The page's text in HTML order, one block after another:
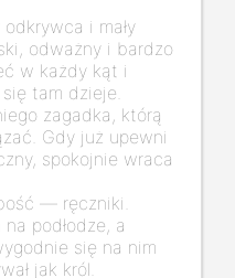
i mały
odważny i bardzo
w każdy kąt i
tam dzieje.
zagadka, którą
Gdy już upewni
spokojnie wraca
— ręczniki.
podłodze, a
się na nim
jak król.